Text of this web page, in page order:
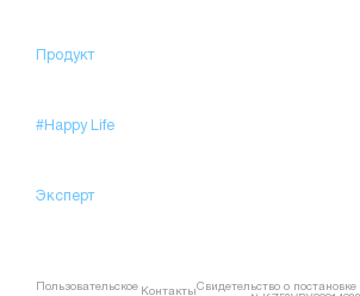
Продукт
#Happy Life
Эксперт
Пользовательское КонтактыСвидетельство о постановке